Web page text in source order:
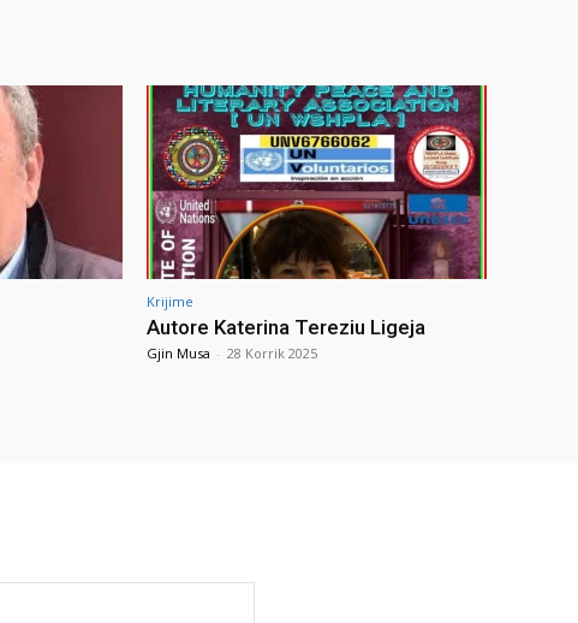
Krijime
Autore Katerina Tereziu Ligeja
Gjin Musa - 28 Korrik 2025